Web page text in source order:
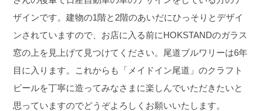
ザインです。建物の1階と2階のあいだにひっそりとデザイ
ンされていますので、お店に入る前にHOKSTANDのガラス
窓の上を見上げて見つけてください。尾道ブルワリーは6年
目に入ります。これからも「メイドイン尾道」のクラフト
ビールを丁寧に造ってみなさまに楽しんでいただきたいと
思っていますのでどうぞよろしくお願いいたします。